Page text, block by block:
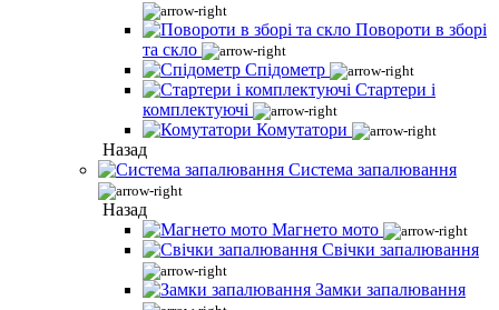
Повороти в зборі
та скло
Спідометр
Стартери і
комплектуючі
Комутатори
Назад
Система запалювання
Назад
Магнето мото
Свічки запалювання
Замки запалювання